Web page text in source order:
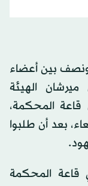
نحو 4 ساعات ونصف بين أعضاء
الهيئة
من قاعة المحكمة،
بعد أن طلبوا
قاعة المحكمة